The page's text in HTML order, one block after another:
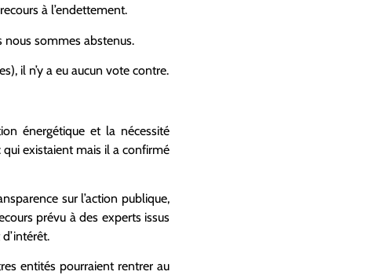
à l’endettement.
sommes abstenus.
il n’y a eu aucun vote contre.
énergétique et la nécessité
qui existaient mais il a confirmé
sur l’action publique,
prévu à des experts issus
entités pourraient rentrer au